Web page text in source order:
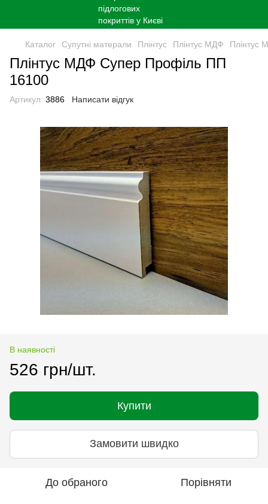
Каталог Супутні матерали Плінтус Плінтус МДФ Плінтус
Плінтус МДФ Супер Профіль ПП
16100
Артикул: 3886 Написати відгук
В наявності
526 грн/шт.
Купити
Замовити швидко
До обраного Порівняти